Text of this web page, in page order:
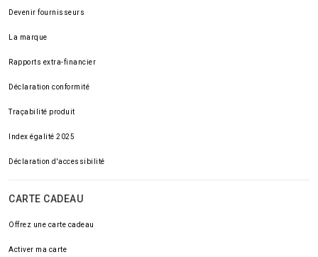
Devenir fournisseurs
La marque
Rapports extra-financier
Déclaration conformité
Traçabilité produit
Index égalité 2025
Déclaration d'accessibilité
CARTE CADEAU
Offrez une carte cadeau
Activer ma carte